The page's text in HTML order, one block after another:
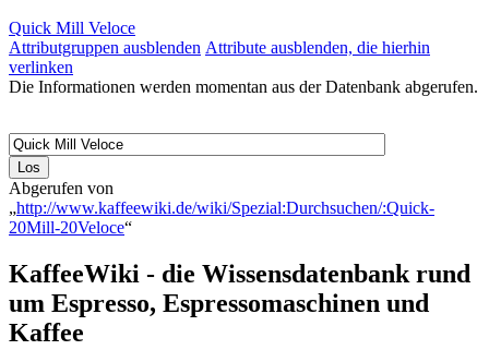
Quick Mill Veloce
Attributgruppen ausblenden Attribute ausblenden, die hierhin
verlinken
Die Informationen werden momentan aus der Datenbank abgerufen.
Abgerufen von
„http://www.kaffeewiki.de/wiki/Spezial:Durchsuchen/:Quick-
20Mill-20Veloce“
KaffeeWiki - die Wissensdatenbank rund
um Espresso, Espressomaschinen und
Kaffee